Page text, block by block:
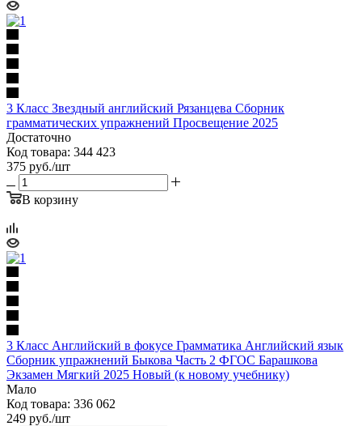
3 Класс Звездный английский Рязанцева Сборник
грамматических упражнений Просвещение 2025
Достаточно
Код товара: 344 423
375 руб./шт
В корзину
3 Класс Английский в фокусе Грамматика Английский язык
Сборник упражнений Быкова Часть 2 ФГОС Барашкова
Экзамен Мягкий 2025 Новый (к новому учебнику)
Мало
Код товара: 336 062
249 руб./шт